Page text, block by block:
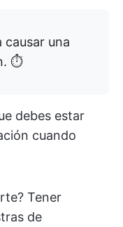
causar una
⏱️
debes estar
cuando
Tener
de